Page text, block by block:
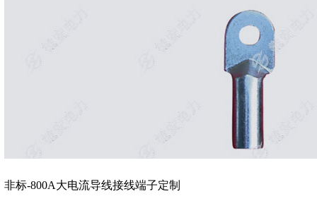
非标-800A大电流导线接线端子定制